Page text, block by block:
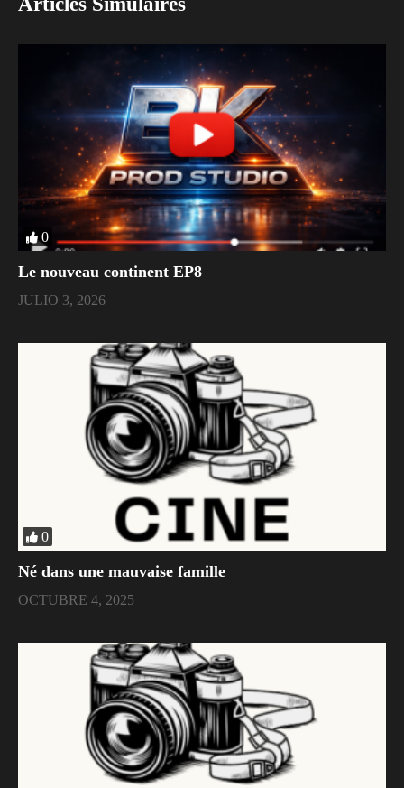
0
Le nouveau continent EP8
JULIO 3, 2026
0
Né dans une mauvaise famille
OCTUBRE 4, 2025